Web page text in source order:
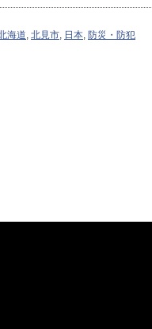
海道, 北見市, 日本, 防災・防犯